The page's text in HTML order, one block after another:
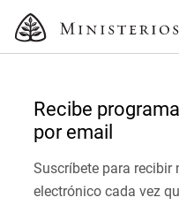
Recibe
por email
Suscríbete para
electrónico cada vez